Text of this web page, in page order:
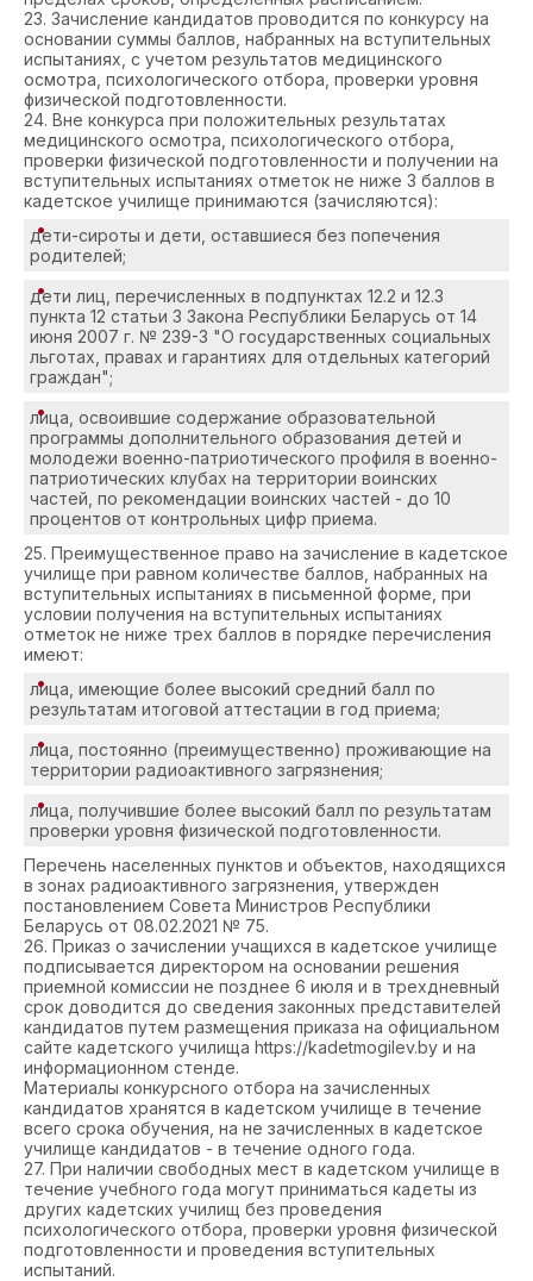
23. Зачисление кандидатов проводится по конкурсу на
основании суммы баллов, набранных на вступительных
испытаниях, с учетом результатов медицинского
осмотра, психологического отбора, проверки уровня
физической подготовленности.
24. Вне конкурса при положительных результатах
медицинского осмотра, психологического отбора,
проверки физической подготовленности и получении на
вступительных испытаниях отметок не ниже 3 баллов в
кадетское училище принимаются (зачисляются):
дети-сироты и дети, оставшиеся без попечения
родителей;
дети лиц, перечисленных в подпунктах 12.2 и 12.3
пункта 12 статьи 3 Закона Республики Беларусь от 14
июня 2007 г. № 239-З "О государственных социальных
льготах, правах и гарантиях для отдельных категорий
граждан";
лица, освоившие содержание образовательной
программы дополнительного образования детей и
молодежи военно-патриотического профиля в военно-
патриотических клубах на территории воинских
частей, по рекомендации воинских частей - до 10
процентов от контрольных цифр приема.
25. Преимущественное право на зачисление в кадетское
училище при равном количестве баллов, набранных на
вступительных испытаниях в письменной форме, при
условии получения на вступительных испытаниях
отметок не ниже трех баллов в порядке перечисления
имеют:
лица, имеющие более высокий средний балл по
результатам итоговой аттестации в год приема;
лица, постоянно (преимущественно) проживающие на
территории радиоактивного загрязнения;
лица, получившие более высокий балл по результатам
проверки уровня физической подготовленности.
Перечень населенных пунктов и объектов, находящихся
в зонах радиоактивного загрязнения, утвержден
постановлением Совета Министров Республики
Беларусь от 08.02.2021 № 75.
26. Приказ о зачислении учащихся в кадетское училище
подписывается директором на основании решения
приемной комиссии не позднее 6 июля и в трехдневный
срок доводится до сведения законных представителей
кандидатов путем размещения приказа на официальном
сайте кадетского училища https://kadetmogilev.by и на
информационном стенде.
Материалы конкурсного отбора на зачисленных
кандидатов хранятся в кадетском училище в течение
всего срока обучения, на не зачисленных в кадетское
училище кандидатов - в течение одного года.
27. При наличии свободных мест в кадетском училище в
течение учебного года могут приниматься кадеты из
других кадетских училищ без проведения
психологического отбора, проверки уровня физической
подготовленности и проведения вступительных
испытаний.